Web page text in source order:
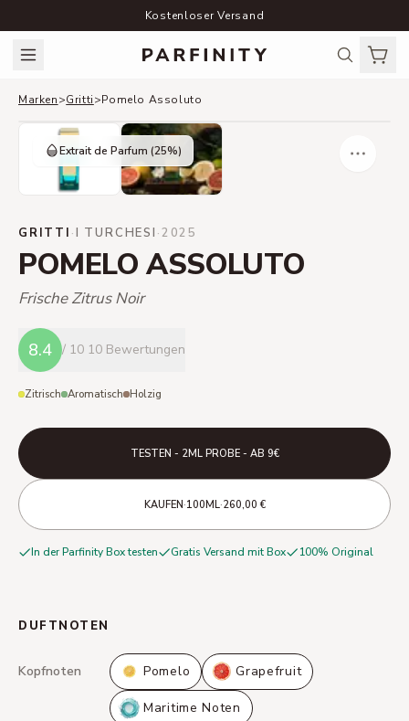
Kostenloser Versand
Marken>Gritti>Pomelo Assoluto
Extrait de Parfum (25%)
GRITTI ·I TURCHESI ·2025
POMELO ASSOLUTO
Frische Zitrus Noir
8.4 / 10 10 Bewertungen
Zitrisch Aromatisch Holzig
TESTEN - 2ML PROBE - AB 9€
KAUFEN·100ML·260,00 €
In der Parfinity Box testen Gratis Versand mit Box 100% Original
DUFTNOTEN
Kopfnoten Pomelo Grapefruit
Maritime Noten